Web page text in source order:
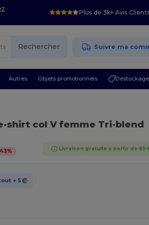
Plus de 3k+ Avis
Rechercher Suivre ma
Autres Objets promotionnels Déstockage
shirt col V femme Tri-blend
43% Livraison gratuite à partir de 69
+ 5